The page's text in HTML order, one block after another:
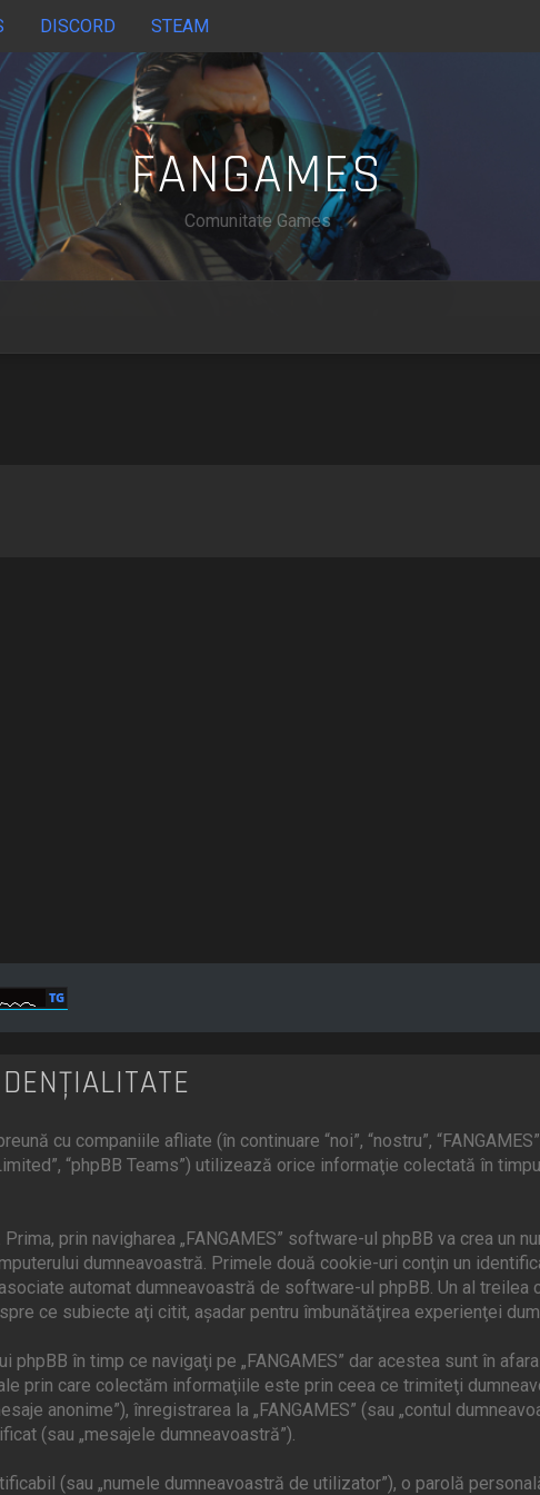
DISCORD STEAM
FANGAMES
Comunitate Games
cu companiile afliate (în continuare “noi”, “nostru”,
Limited”, “phpBB Teams”) utilizează orice informaţie colectată în
prin navigharea „FANGAMES” software-ul phpBB va crea un
dumneavoastră. Primele două cookie-uri conţin un
automat dumneavoastră de software-ul phpBB. Un al
ce subiecte aţi citit, aşadar pentru îmbunătăţirea experienţei
în timp ce navigaţi pe „FANGAMES” dar acestea sunt în
prin care colectăm informaţiile este prin ceea ce trimiteţi
anonime”), înregistrarea la „FANGAMES” (sau „contul
(sau „mesajele dumneavoastră”).
(sau „numele dumneavoastră de utilizator”), o parolă